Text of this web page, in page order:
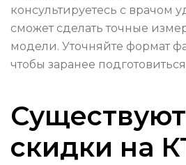
консультируетесь с врачом
сможет сделать точные
модели. Уточняйте формат
чтобы заранее
скидки на